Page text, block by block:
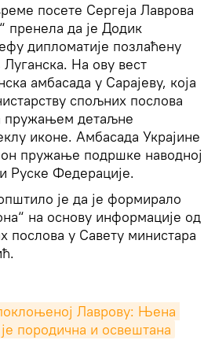
посете Сергеја Лаврова
пренела да је Додик
дипломатије позлаћену
На ову вест
амбасада у Сарајеву, која
спољних послова
пружањем детаљне
иконе. Амбасада Украјине
пружање подршке наводној
Руске Федерације.
је да је формирало
на основу информације од
послова у Савету министара
Лаврову: Њена
породична и освештанa